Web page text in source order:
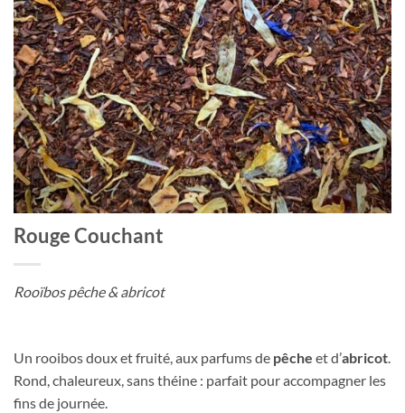
Rouge Couchant
Rooïbos pêche & abricot
Un rooibos doux et fruité, aux parfums de pêche et d’abricot.
Rond, chaleureux, sans théine : parfait pour accompagner les
fins de journée.